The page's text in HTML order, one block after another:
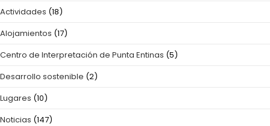
Actividades (18)
Alojamientos (17)
Centro de Interpretación de Punta Entinas (5)
Desarrollo sostenible (2)
Lugares (10)
Noticias (147)